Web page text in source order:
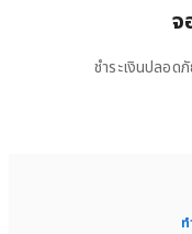
จ
ชำระเงินปลอ